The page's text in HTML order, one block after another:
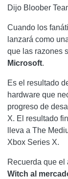
Dijo Bloober
Cuando los
lanzará como
que las razones
Microsoft.
Es el resultado
hardware que
progreso de
X. El resultado
lleva a The
Xbox Series X.
Recuerda que el
Witch al